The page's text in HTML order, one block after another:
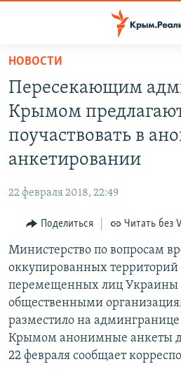
Вернуться
основному
содержанию
Вернутся
главной
Вернутся
поиску
СПЕЦПРОЕКТЫ
ВОДА
ИНТЕРАКТИВ
ИНФОГРАФИКА
ТЕЛЕПРОЕКТ КРЫМ.РЕАЛИИ
СОВЕТЫ ПРАВОЗАЩИТНИКОВ
ПРОПАВШИЕ БЕЗ ВЕСТИ
ПОБЕДИТЕЛЕЙ НЕ СУДЯТ?
КРЫМ.НЕПОКОРЕННЫЙ
РАДІО СВОБОДА
КАК ОБОЙТИ БЛОКИРОВКУ
Українською
Qırımtatar
ПРИСОЕДИНЯЙТЕСЬ!
НОВОСТИ
Пересекающим
Крымом
поучаствовать в
анкетировании
22 февраля 2018, 22:49
Поделиться Читать без
Министерство по вопросам
оккупированных территорий
перемещенных лиц Украины
общественными
разместило на
Крымом анонимные анкеты
22 февраля сообщает